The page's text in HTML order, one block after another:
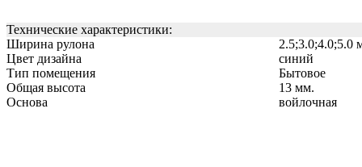
Технические характеристики:
Ширина рулона
2.5;3.0;4.0;5.0
Цвет дизайна
синий
Тип помещения
Бытовое
Общая высота
13 мм.
Основа
войлочная